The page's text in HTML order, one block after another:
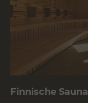
Finnische Sauna